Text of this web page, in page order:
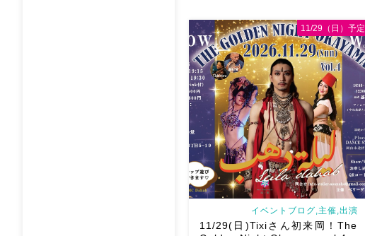
8/29（土）Baran Saidi WSお申し込み
多数につき会場変更しました♡ 表町桃
太郎スタジオ岡山県岡山市 北区表町2丁
目6-64 4階 ショー会場から近いの
で、安心♡駅からもバスで天満屋バス
ス […]
イベントブログ,主催,出演
11/29(日)Tixiさん初来岡！The
11/29（日）予定